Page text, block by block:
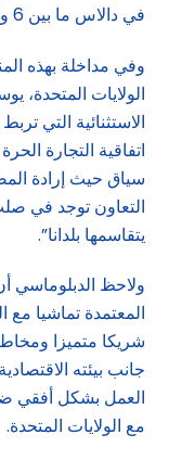
في دالاس ما بين 6 و9 ماي الجاري.
وفي مداخلة بهذه
الولايات المتحدة،
الاستثنائية التي
اتفاقية التجارة
سياق حيث إرادة
التعاون توجد في
يتقاسمها بلدانا”.
ولاحظ الدبلوماسي
المعتمدة تماشيا مع
شريكا متميزا
جانب بيئته
العمل بشكل أفقي
مع الولايات المتحدة.